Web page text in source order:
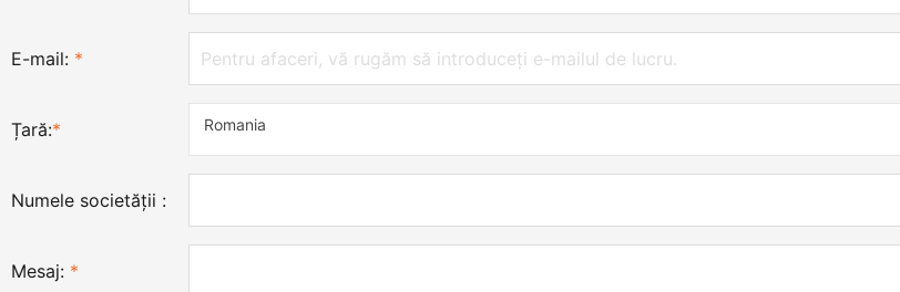
E-mail: *
Țară:* Romania
Numele societății :
Mesaj: *